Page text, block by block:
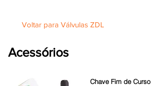
Voltar para Válvulas ZDL
Acessórios
Chave Fim de Curso